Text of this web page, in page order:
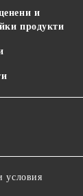
и
продукти
условия